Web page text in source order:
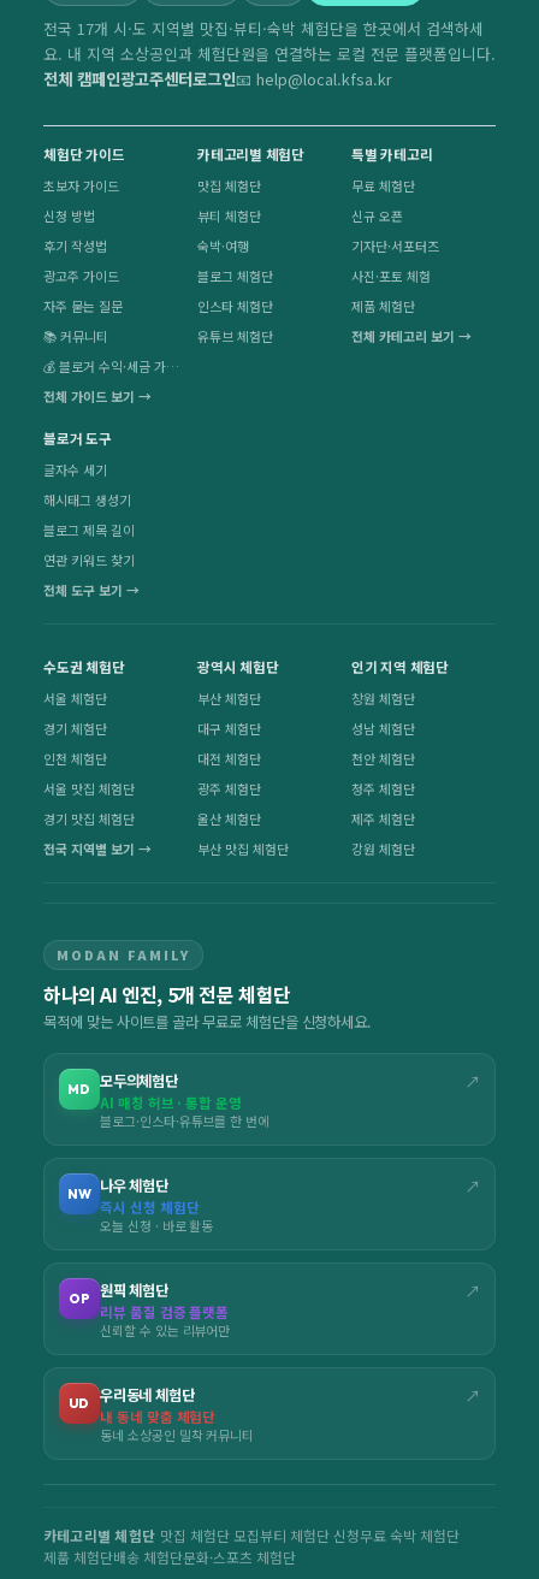
전국 17개 시·도 지역별 맛집·뷰티·숙박 체험단을 한곳에서 검색하세
요. 내 지역 소상공인과 체험단원을 연결하는 로컬 전문 플랫폼입니다.
전체 캠페인광고주센터로그인📧 help@local.kfsa.kr
체험단 가이드
초보자 가이드
신청 방법
후기 작성법
광고주 가이드
자주 묻는 질문
📚 커뮤니티
💰 블로거 수익·세금 가이드
전체 가이드 보기 →
카테고리별 체험단
맛집 체험단
뷰티 체험단
숙박·여행
블로그 체험단
인스타 체험단
유튜브 체험단
특별 카테고리
무료 체험단
신규 오픈
기자단·서포터즈
사진·포토 체험
제품 체험단
전체 카테고리 보기 →
블로거 도구
글자수 세기
해시태그 생성기
블로그 제목 길이
연관 키워드 찾기
전체 도구 보기 →
수도권 체험단
서울 체험단
경기 체험단
인천 체험단
서울 맛집 체험단
경기 맛집 체험단
전국 지역별 보기 →
광역시 체험단
부산 체험단
대구 체험단
대전 체험단
광주 체험단
울산 체험단
부산 맛집 체험단
인기 지역 체험단
창원 체험단
성남 체험단
천안 체험단
청주 체험단
제주 체험단
강원 체험단
MODAN FAMILY
하나의 AI 엔진, 5개 전문 체험단
목적에 맞는 사이트를 골라 무료로 체험단을 신청하세요.
MD 모두의체험단 ↗
AI 매칭 허브 · 통합 운영
블로그·인스타·유튜브를 한 번에
NW 나우 체험단 ↗
즉시 신청 체험단
오늘 신청 · 바로 활동
OP 원픽 체험단 ↗
리뷰 품질 검증 플랫폼
신뢰할 수 있는 리뷰어만
UD 우리동네 체험단 ↗
내 동네 맞춤 체험단
동네 소상공인 밀착 커뮤니티
카테고리별 체험단 맛집 체험단 모집뷰티 체험단 신청무료 숙박 체험단
제품 체험단배송 체험단문화·스포츠 체험단